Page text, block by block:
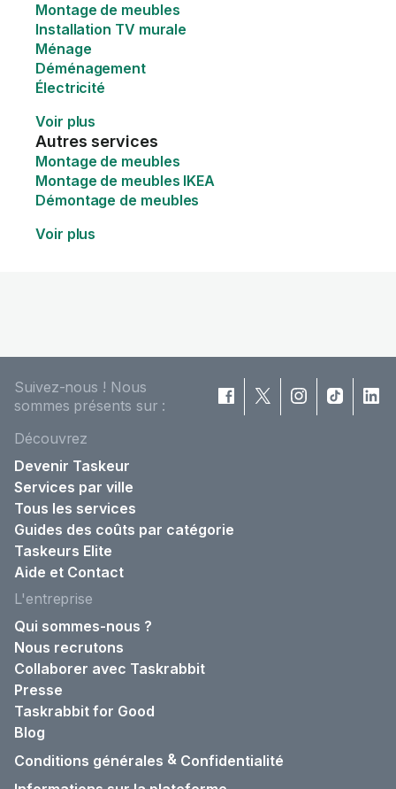
Montage de meubles
Installation TV murale
Ménage
Déménagement
Électricité
Voir plus
Autres services
Montage de meubles
Montage de meubles IKEA
Démontage de meubles
Voir plus
Suivez-nous ! Nous
sommes présents sur :
Découvrez
Devenir Taskeur
Services par ville
Tous les services
Guides des coûts par catégorie
Taskeurs Elite
Aide et Contact
L'entreprise
Qui sommes-nous ?
Nous recrutons
Collaborer avec Taskrabbit
Presse
Taskrabbit for Good
Blog
Conditions générales & Confidentialité